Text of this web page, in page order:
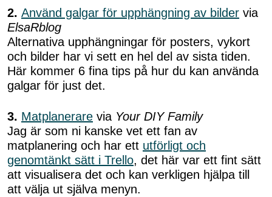
2. Använd galgar för upphängning av bilder via
ElsaRblog
Alternativa upphängningar för posters, vykort
och bilder har vi sett en hel del av sista tiden.
Här kommer 6 fina tips på hur du kan använda
galgar för just det.
3. Matplanerare via Your DIY Family
Jag är som ni kanske vet ett fan av
matplanering och har ett utförligt och
genomtänkt sätt i Trello, det här var ett fint sätt
att visualisera det och kan verkligen hjälpa till
att välja ut själva menyn.